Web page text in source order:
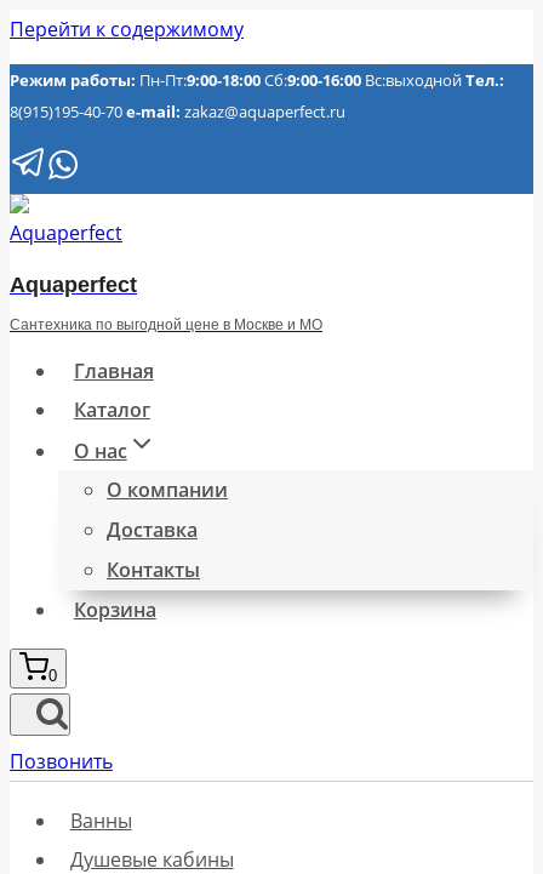
Перейти к содержимому
Режим работы: Пн-Пт:9:00-18:00Сб:9:00-16:00 Вс:выходнойТел.:
8(915)195-40-70e-mail: zakaz@aquaperfect.ru
Aquaperfect
Сантехника по выгодной цене в Москве и МО
Главная
Каталог
О нас
О компании
Доставка
Контакты
Корзина
0
Позвонить
Ванны
Душевые кабины